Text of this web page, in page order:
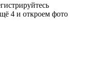
4 и откроем фото